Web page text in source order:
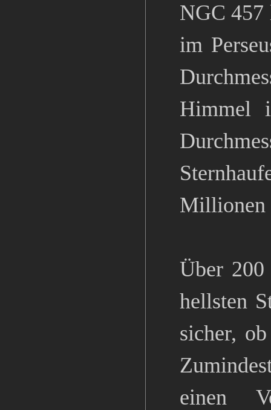
NGC 457
im
Himmel
Millionen
Über 200
hellsten
sicher,
einen